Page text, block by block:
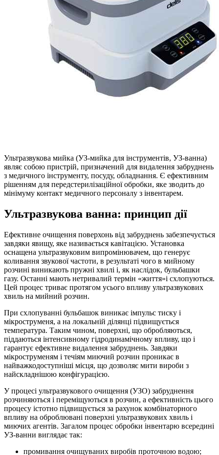
Ультразвукова мийка (УЗ-мийка для інструментів, УЗ-ванна)
являє собою пристрій, призначений для видалення забруднень
з медичного інструменту, посуду, обладнання. Є ефективним
рішенням для передстерилізаційної обробки, яке зводить до
мінімуму контакт медичного персоналу з інвентарем.
Ультразвукова ванна: принцип дії
Ефективне очищення поверхонь від забруднень забезпечується
завдяки явищу, яке називається кавітацією. Установка
оснащена ультразвуковим випромінювачем, що генерує
коливання звукової частоти, в результаті чого в мийному
розчині виникають пружні хвилі і, як наслідок, бульбашки
газу. Останні мають нетривалий термін «життя»і схлопуються.
Цей процес триває протягом усього впливу ультразвукових
хвиль на мийний розчин.
При схлопуванні бульбашок виникає імпульс тиску і
мікроструменя, а на локальній ділянці підвищується
температура. Таким чином, поверхні, що обробляються,
піддаються інтенсивному гідродинамічному впливу, що і
гарантує ефективне видалення забруднень. Завдяки
мікроструменям і течіям миючий розчин проникає в
найважкодоступніші місця, що дозволяє мити вироби з
найскладнішою конфігурацією.
У процесі ультразвукового очищення (УЗО) забруднення
розчиняються і переміщуються в розчин, а ефективність цього
процесу істотно підвищується за рахунок комбінаторного
впливу на оброблювані поверхні ультразвукових хвиль і
миючих агентів. Загалом процес обробки інвентарю всередині
УЗ-ванни виглядає так:
промивання очищуваних виробів проточною водою;